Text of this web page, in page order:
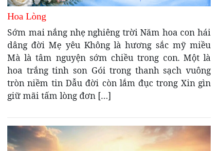
Hoa Lòng
Sớm mai nắng nhẹ nghiêng trời Năm hoa con hái
dâng đời Mẹ yêu Không là hương sắc mỹ miều
Mà là tâm nguyện sớm chiều trong con. Một là
hoa trắng tinh son Gói trong thanh sạch vuông
tròn niềm tin Dẫu đời còn lắm đục trong Xin gìn
giữ mãi tấm lòng đơn […]